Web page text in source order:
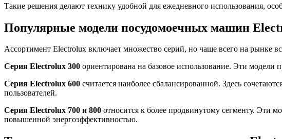
Такие решения делают технику удобной для ежедневного использования,
Популярные модели посудомоечных машин
Ассортимент Electrolux включает множество серий, но чаще всего на рынке
Серия Electrolux 300 ориентирована на базовое использование. Эти
Серия Electrolux 600 считается наиболее сбалансированной. Здесь
пользователей.
Серия Electrolux 700 и 800 относится к более продвинутому сегменту. Эти
повышенной энергоэффективностью.